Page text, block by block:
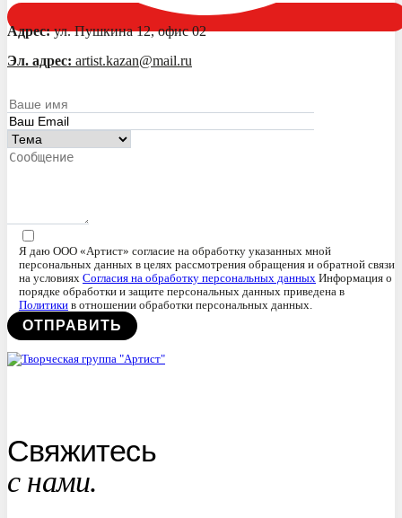
Адрес:ул. Пушкина 12, офис 02
Эл. адрес: artist.kazan@mail.ru
Я даю ООО «Артист» согласие на обработку указанных мной
персональных данных в целях рассмотрения обращения и обратной связи
на условиях Согласия на обработку персональных данных Информация о
порядке обработки и защите персональных данных приведена в
Политики в отношении обработки персональных данных.
Свяжитесь
с нами.